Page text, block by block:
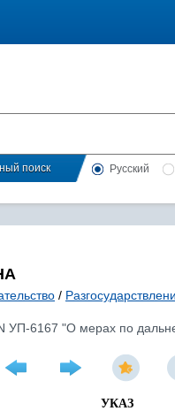
поиск Русский
/
УП-6167 "О мерах по
УКАЗ